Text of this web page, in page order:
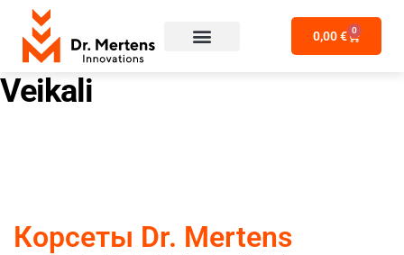
0,00€ 0
Veikali
Корсеты Dr. Mertens